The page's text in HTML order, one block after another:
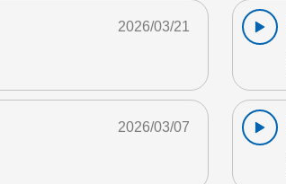
2026/03/21
2026/03/07